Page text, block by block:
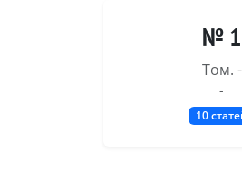
№ 1
Том. -
-
10